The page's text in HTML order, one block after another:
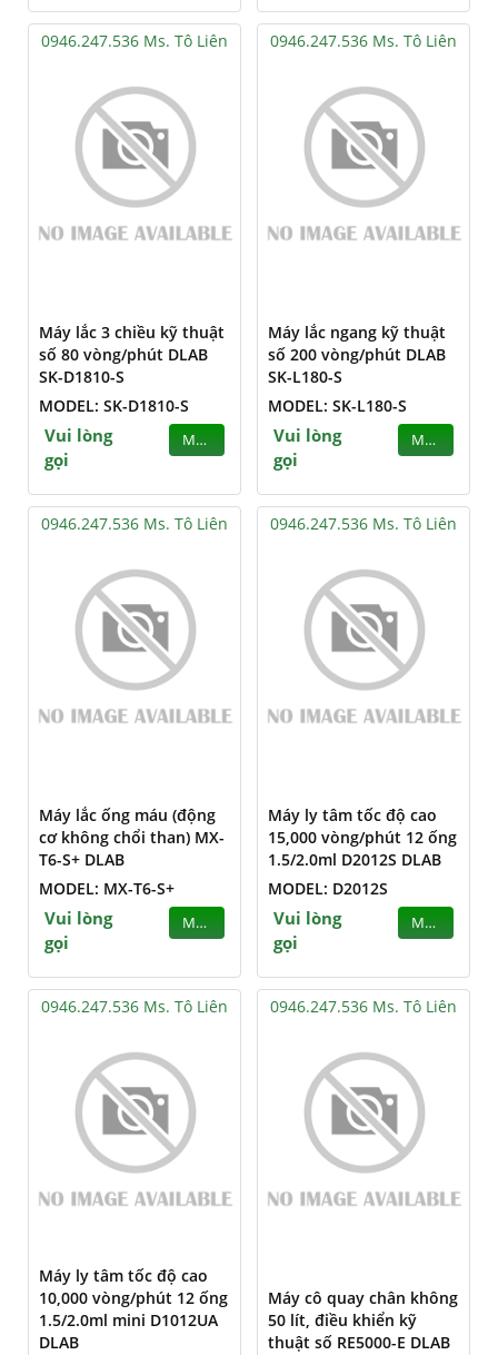
0946.247.536 Ms. Tô Liên
Máy lắc 3 chiều kỹ thuật
số 80 vòng/phút DLAB
SK-D1810-S
MODEL: SK-D1810-S
Vui lòng
gọi
MUA
0946.247.536 Ms. Tô Liên
Máy lắc ngang kỹ thuật
số 200 vòng/phút DLAB
SK-L180-S
MODEL: SK-L180-S
Vui lòng
gọi
MUA
0946.247.536 Ms. Tô Liên
Máy lắc ống máu (động
cơ không chổi than) MX-
T6-S+ DLAB
MODEL: MX-T6-S+
Vui lòng
gọi
MUA
0946.247.536 Ms. Tô Liên
Máy ly tâm tốc độ cao
15,000 vòng/phút 12 ống
1.5/2.0ml D2012S DLAB
MODEL: D2012S
Vui lòng
gọi
MUA
0946.247.536 Ms. Tô Liên
Máy ly tâm tốc độ cao
10,000 vòng/phút 12 ống
1.5/2.0ml mini D1012UA
DLAB
0946.247.536 Ms. Tô Liên
Máy cô quay chân không
50 lít, điều khiển kỹ
thuật số RE5000-E DLAB